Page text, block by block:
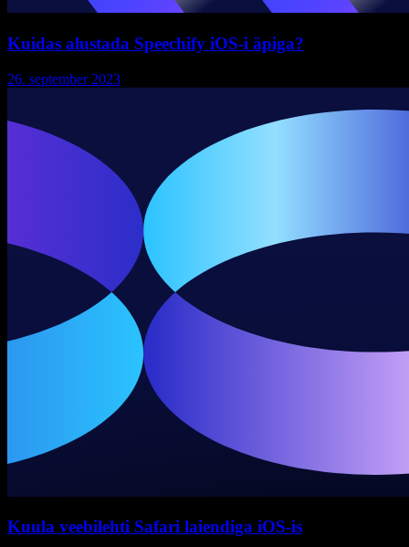
Kuidas alustada Speechify iOS-i äpiga?
26. september 2023
Kuula veebilehti Safari laiendiga iOS-is